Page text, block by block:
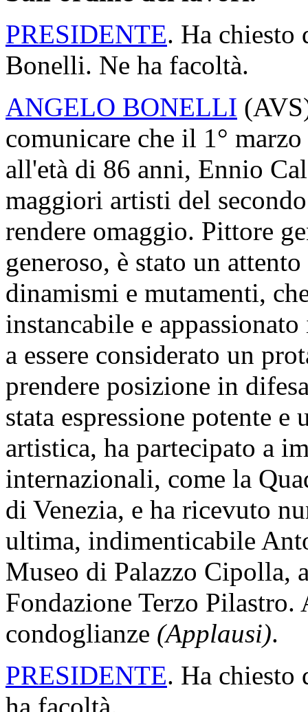
Preavviso di votazioni
PRESIDENTE. Poiché nel
luogo votazioni mediante
decorrono da questo
20 minuti previsti
Regolamento.
Sospendo pertanto la
La seduta, sospesa alle
Sull'ordine dei lavori.
PRESIDENTE. Ha chiesto
Bonelli. Ne ha facoltà.
ANGELO BONELLI(AVS
comunicare che il 1°
all'età di 86 anni, Ennio
maggiori artisti del
rendere omaggio. Pittore
generoso, è stato un
dinamismi e mutamenti,
instancabile e
a essere considerato un
prendere posizione in